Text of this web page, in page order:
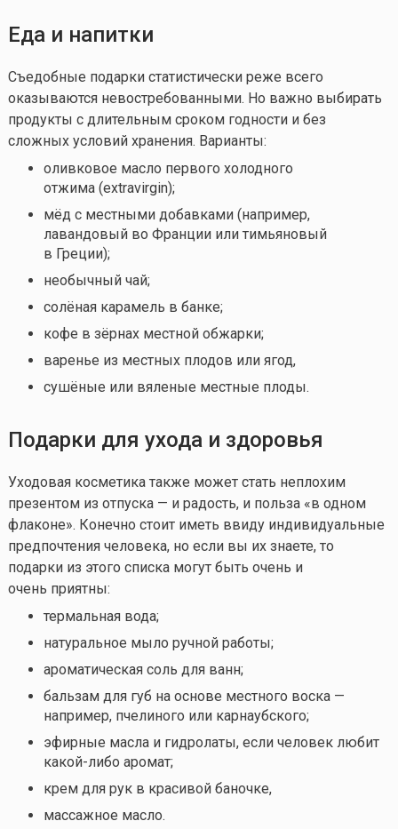
Еда и напитки
Съедобные подарки статистически реже всего
оказываются невостребованными. Но важно выбирать
продукты с длительным сроком годности и без
сложных условий хранения. Варианты:
оливковое масло первого холодного
отжима (extravirgin);
мёд с местными добавками (например,
лавандовый во Франции или тимьяновый
в Греции);
необычный чай;
солёная карамель в банке;
кофе в зёрнах местной обжарки;
варенье из местных плодов или ягод,
сушёные или вяленые местные плоды.
Подарки для ухода и здоровья
Уходовая косметика также может стать неплохим
презентом из отпуска — и радость, и польза «в одном
флаконе». Конечно стоит иметь ввиду индивидуальные
предпочтения человека, но если вы их знаете, то
подарки из этого списка могут быть очень и
очень приятны:
термальная вода;
натуральное мыло ручной работы;
ароматическая соль для ванн;
бальзам для губ на основе местного воска —
например, пчелиного или карнаубского;
эфирные масла и гидролаты, если человек любит
какой-либо аромат;
крем для рук в красивой баночке,
массажное масло.